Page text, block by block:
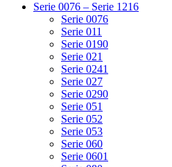
Serie 0076 – Serie 1216
Serie 0076
Serie 011
Serie 0190
Serie 021
Serie 0241
Serie 027
Serie 0290
Serie 051
Serie 052
Serie 053
Serie 060
Serie 0601